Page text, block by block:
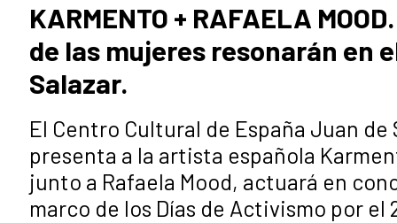
KARMENTO + RAFAELA
de las mujeres resonarán en
Salazar.
El Centro Cultural de España Juan de
presenta a la artista española
junto a Rafaela Mood, actuará en
marco de los Días de Activismo por el